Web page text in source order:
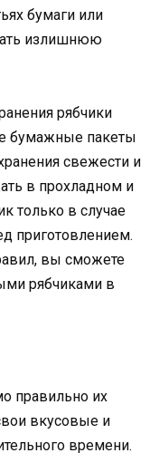
бумаги или
излишнюю
рябчики
бумажные пакеты
свежести и
в прохладном и
только в случае
приготовлением.
вы сможете
рябчиками в
правильно их
вкусовые и
времени.